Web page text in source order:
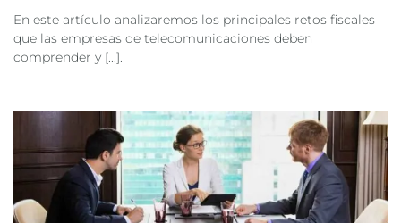
En este artículo analizaremos los principales retos fiscales
que las empresas de telecomunicaciones deben
comprender y [...].